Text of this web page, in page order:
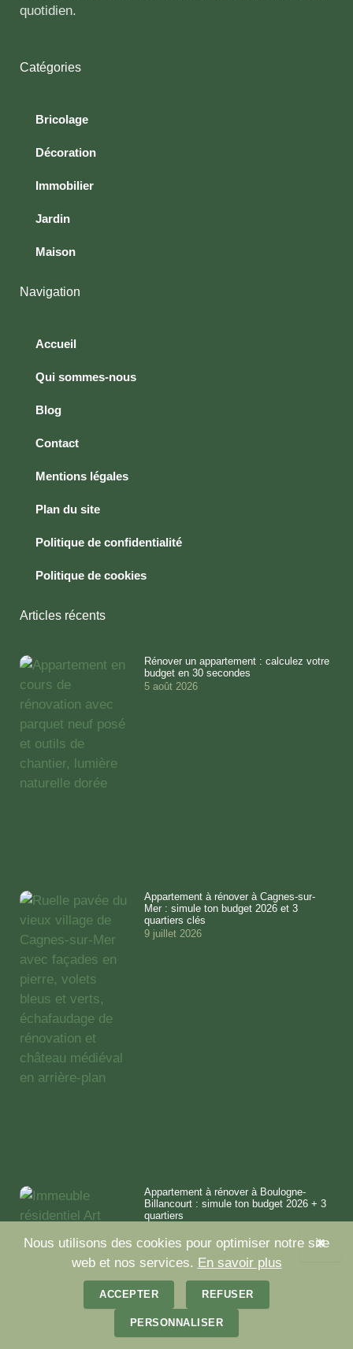
quotidien.
Catégories
Bricolage
Décoration
Immobilier
Jardin
Maison
Navigation
Accueil
Qui sommes-nous
Blog
Contact
Mentions légales
Plan du site
Politique de confidentialité
Politique de cookies
Articles récents
Rénover un appartement : calculez votre
budget en 30 secondes
5 août 2026
Appartement à rénover à Cagnes-sur-
Mer : simule ton budget 2026 et 3
quartiers clés
9 juillet 2026
Appartement à rénover à Boulogne-
Billancourt : simule ton budget 2026 + 3
quartiers
×
Nous utilisons des cookies pour optimiser notre site
web et nos services. En savoir plus
ACCEPTER REFUSER
PERSONNALISER